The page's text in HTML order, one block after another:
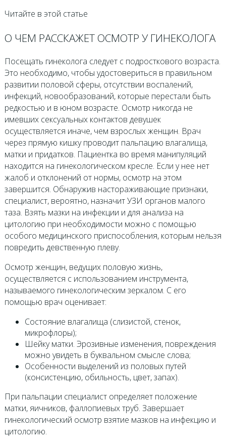
Читайте в этой статье
О ЧЕМ РАССКАЖЕТ ОСМОТР У ГИНЕКОЛОГА
Посещать гинеколога следует с подросткового возраста.
Это необходимо, чтобы удостовериться в правильном
развитии половой сферы, отсутствии воспалений,
инфекций, новообразований, которые перестали быть
редкостью и в юном возрасте. Осмотр никогда не
имевших сексуальных контактов девушек
осуществляется иначе, чем взрослых женщин. Врач
через прямую кишку проводит пальпацию влагалища,
матки и придатков. Пациентка во время манипуляций
находится на гинекологическом кресле. Если у нее нет
жалоб и отклонений от нормы, осмотр на этом
завершится. Обнаружив настораживающие признаки,
специалист, вероятно, назначит УЗИ органов малого
таза. Взять мазки на инфекции и для анализа на
цитологию при необходимости можно с помощью
особого медицинского приспособления, которым нельзя
повредить девственную плеву.
Осмотр женщин, ведущих половую жизнь,
осуществляется с использованием инструмента,
называемого гинекологическим зеркалом. С его
помощью врач оценивает:
Состояние влагалища (слизистой, стенок,
микрофлоры);
Шейку матки. Эрозивные изменения, повреждения
можно увидеть в буквальном смысле слова;
Особенности выделений из половых путей
(консистенцию, обильность, цвет, запах).
При пальпации специалист определяет положение
матки, яичников, фаллопиевых труб. Завершает
гинекологический осмотр взятие мазков на инфекцию и
цитологию.